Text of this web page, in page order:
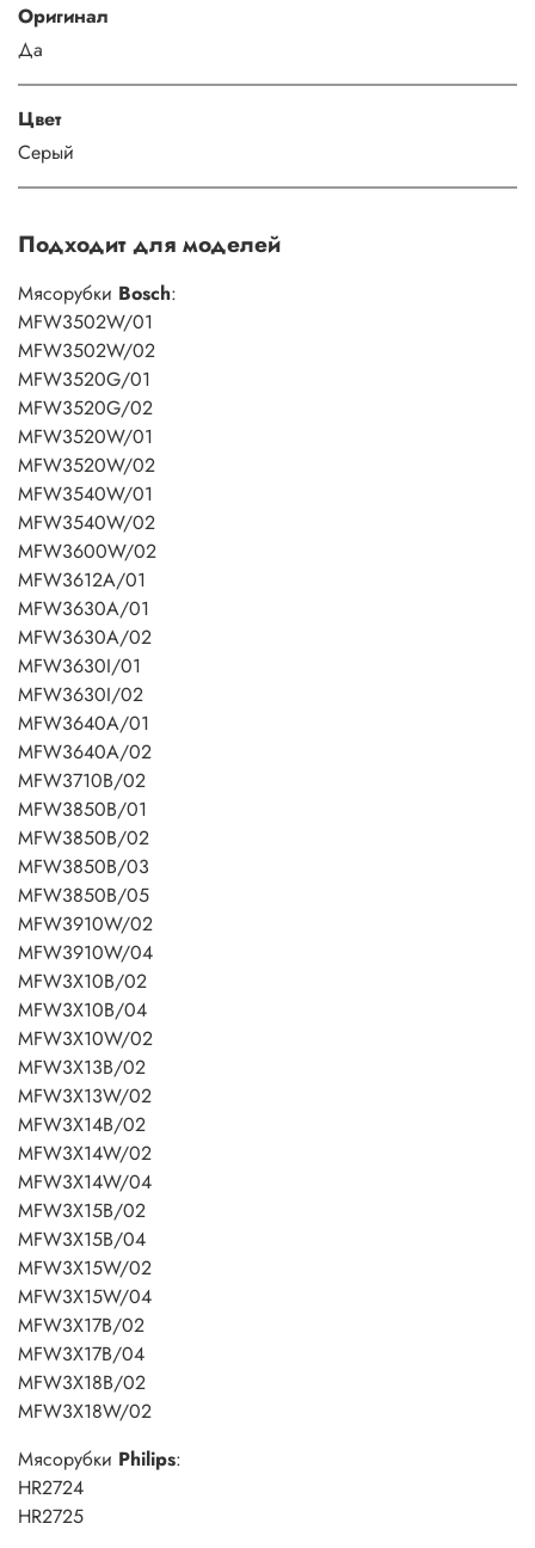
Оригинал
Да
Цвет
Серый
Подходит для моделей
Мясорубки Bosch:
MFW3502W/01
MFW3502W/02
MFW3520G/01
MFW3520G/02
MFW3520W/01
MFW3520W/02
MFW3540W/01
MFW3540W/02
MFW3600W/02
MFW3612A/01
MFW3630A/01
MFW3630A/02
MFW3630I/01
MFW3630I/02
MFW3640A/01
MFW3640A/02
MFW3710B/02
MFW3850B/01
MFW3850B/02
MFW3850B/03
MFW3850B/05
MFW3910W/02
MFW3910W/04
MFW3X10B/02
MFW3X10B/04
MFW3X10W/02
MFW3X13B/02
MFW3X13W/02
MFW3X14B/02
MFW3X14W/02
MFW3X14W/04
MFW3X15B/02
MFW3X15B/04
MFW3X15W/02
MFW3X15W/04
MFW3X17B/02
MFW3X17B/04
MFW3X18B/02
MFW3X18W/02
Мясорубки Philips:
HR2724
HR2725